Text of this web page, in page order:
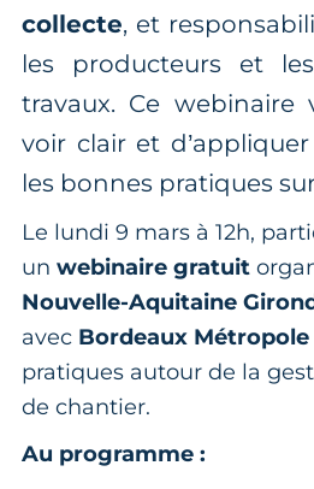
collecte, et
les producteurs et
travaux. Ce webinaire
voir clair et
les bonnes pratiques
Le lundi 9 mars à 12h,
un webinaire gratuit
Nouvelle-Aquitaine
avec Bordeaux Métropole
pratiques autour de la
de chantier.
Au programme :